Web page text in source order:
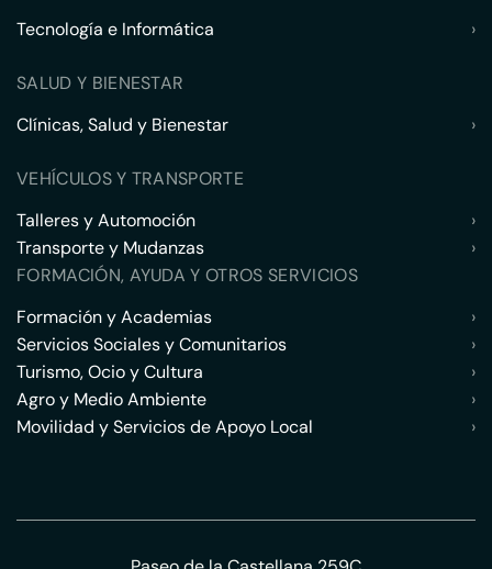
Tecnología e Informática
›
SALUD Y BIENESTAR
Clínicas, Salud y Bienestar
›
VEHÍCULOS Y TRANSPORTE
Talleres y Automoción
›
Transporte y Mudanzas
›
FORMACIÓN, AYUDA Y OTROS SERVICIOS
Formación y Academias
›
Servicios Sociales y Comunitarios
›
Turismo, Ocio y Cultura
›
Agro y Medio Ambiente
›
Movilidad y Servicios de Apoyo Local
›